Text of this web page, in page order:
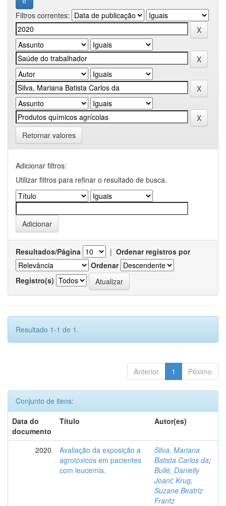
Filtros correntes:
Retornar valores
Adicionar filtros:
Utilizar filtros para refinar o resultado de busca.
Resultados/Página | Ordenar registros por
Ordenar
Registro(s)
Resultado 1-1 de 1.
Anterior 1 Póximo
Conjunto de itens:
Data do
documento
Título Autor(es)
2020
Avaliação da exposição a
agrotóxicos em pacientes
com leucemia.
Silva, Mariana
Batista Carlos da;
Bullé, Danielly
Joani; Krug,
Suzane Beatriz
Frantz